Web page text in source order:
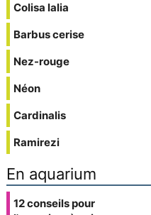
Colisa lalia
Barbus cerise
Nez-rouge
Néon
Cardinalis
Ramirezi
En aquarium
12 conseils pour